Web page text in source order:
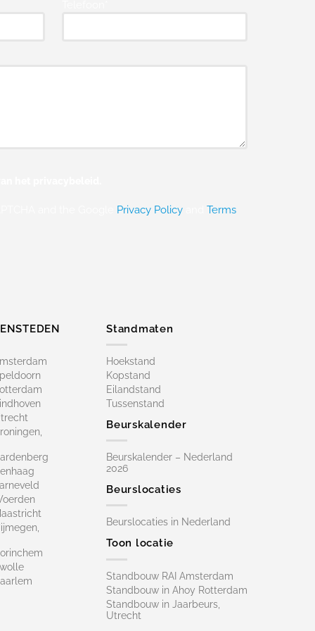
Privacy Policy
Terms
Standmaten
Hoekstand
Kopstand
Eilandstand
Tussenstand
Beurskalender
Beurskalender – Nederland
2026
Beurslocaties
Beurslocaties in Nederland
Toon locatie
Standbouw RAI Amsterdam
Standbouw in Ahoy Rotterdam
Standbouw in Jaarbeurs,
Utrecht